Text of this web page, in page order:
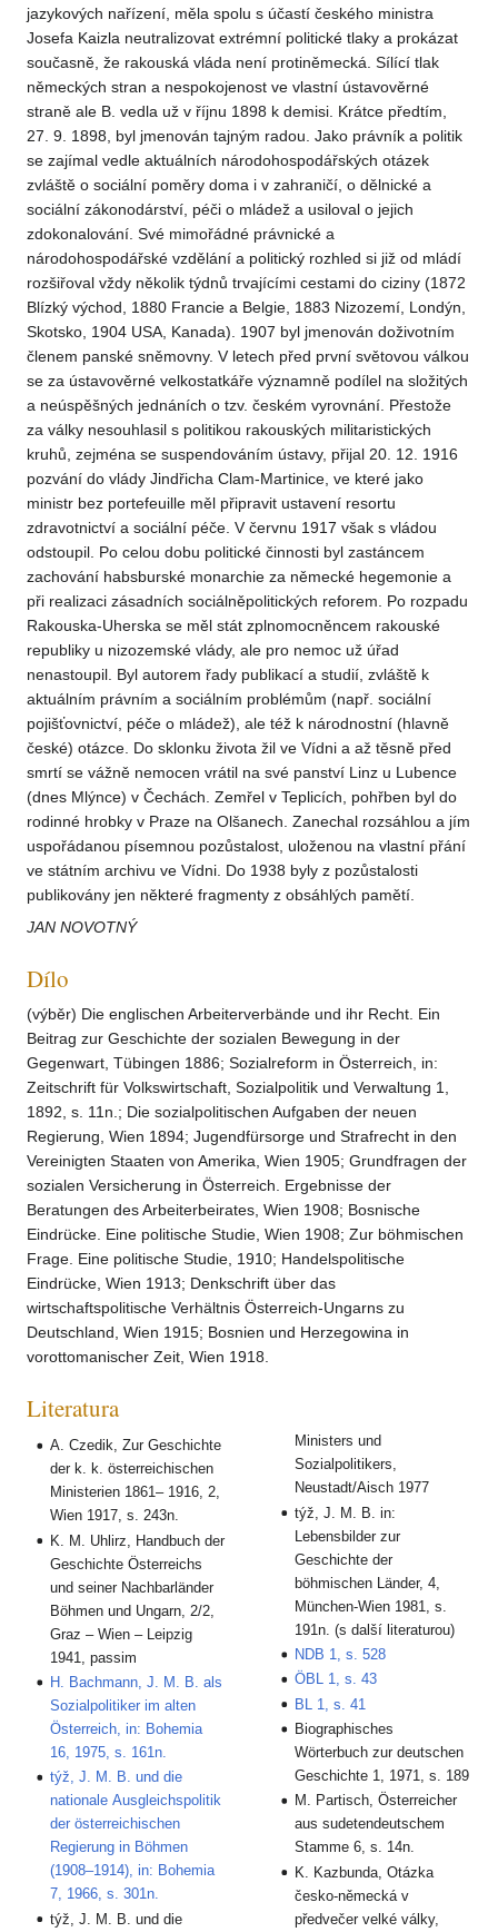
jazykových nařízení, měla spolu s účastí českého ministra
Josefa Kaizla neutralizovat extrémní politické tlaky a prokázat
současně, že rakouská vláda není protiněmecká. Sílící tlak
německých stran a nespokojenost ve vlastní ústavověrné
straně ale B. vedla už v říjnu 1898 k demisi. Krátce předtím,
27. 9. 1898, byl jmenován tajným radou. Jako právník a politik
se zajímal vedle aktuálních národohospodářských otázek
zvláště o sociální poměry doma i v zahraničí, o dělnické a
sociální zákonodárství, péči o mládež a usiloval o jejich
zdokonalování. Své mimořádné právnické a
národohospodářské vzdělání a politický rozhled si již od mládí
rozšiřoval vždy několik týdnů trvajícími cestami do ciziny (1872
Blízký východ, 1880 Francie a Belgie, 1883 Nizozemí, Londýn,
Skotsko, 1904 USA, Kanada). 1907 byl jmenován doživotním
členem panské sněmovny. V letech před první světovou válkou
se za ústavověrné velkostatkáře významně podílel na složitých
a neúspěšných jednáních o tzv. českém vyrovnání. Přestože
za války nesouhlasil s politikou rakouských militaristických
kruhů, zejména se suspendováním ústavy, přijal 20. 12. 1916
pozvání do vlády Jindřicha Clam-Martinice, ve které jako
ministr bez portefeuille měl připravit ustavení resortu
zdravotnictví a sociální péče. V červnu 1917 však s vládou
odstoupil. Po celou dobu politické činnosti byl zastáncem
zachování habsburské monarchie za německé hegemonie a
při realizaci zásadních sociálněpolitických reforem. Po rozpadu
Rakouska-Uherska se měl stát zplnomocněncem rakouské
republiky u nizozemské vlády, ale pro nemoc už úřad
nenastoupil. Byl autorem řady publikací a studií, zvláště k
aktuálním právním a sociálním problémům (např. sociální
pojišťovnictví, péče o mládež), ale též k národnostní (hlavně
české) otázce. Do sklonku života žil ve Vídni a až těsně před
smrtí se vážně nemocen vrátil na své panství Linz u Lubence
(dnes Mlýnce) v Čechách. Zemřel v Teplicích, pohřben byl do
rodinné hrobky v Praze na Olšanech. Zanechal rozsáhlou a jím
uspořádanou písemnou pozůstalost, uloženou na vlastní přání
ve státním archivu ve Vídni. Do 1938 byly z pozůstalosti
publikovány jen některé fragmenty z obsáhlých pamětí.
JAN NOVOTNÝ
Dílo
(výběr) Die englischen Arbeiterverbände und ihr Recht. Ein
Beitrag zur Geschichte der sozialen Bewegung in der
Gegenwart, Tübingen 1886; Sozialreform in Österreich, in:
Zeitschrift für Volkswirtschaft, Sozialpolitik und Verwaltung 1,
1892, s. 11n.; Die sozialpolitischen Aufgaben der neuen
Regierung, Wien 1894; Jugendfürsorge und Strafrecht in den
Vereinigten Staaten von Amerika, Wien 1905; Grundfragen der
sozialen Versicherung in Österreich. Ergebnisse der
Beratungen des Arbeiterbeirates, Wien 1908; Bosnische
Eindrücke. Eine politische Studie, Wien 1908; Zur böhmischen
Frage. Eine politische Studie, 1910; Handelspolitische
Eindrücke, Wien 1913; Denkschrift über das
wirtschaftspolitische Verhältnis Österreich-Ungarns zu
Deutschland, Wien 1915; Bosnien und Herzegowina in
vorottomanischer Zeit, Wien 1918.
Literatura
A. Czedik, Zur Geschichte
der k. k. österreichischen
Ministerien 1861– 1916, 2,
Wien 1917, s. 243n.
K. M. Uhlirz, Handbuch der
Geschichte Österreichs
und seiner Nachbarländer
Böhmen und Ungarn, 2/2,
Graz – Wien – Leipzig
1941, passim
H. Bachmann, J. M. B. als
Sozialpolitiker im alten
Österreich, in: Bohemia
16, 1975, s. 161n.
týž, J. M. B. und die
nationale Ausgleichspolitik
der österreichischen
Regierung in Böhmen
(1908–1914), in: Bohemia
7, 1966, s. 301n.
týž, J. M. B. und die
Ministers und
Sozialpolitikers,
Neustadt/Aisch 1977
týž, J. M. B. in:
Lebensbilder zur
Geschichte der
böhmischen Länder, 4,
München-Wien 1981, s.
191n. (s další literaturou)
NDB 1, s. 528
ÖBL 1, s. 43
BL 1, s. 41
Biographisches
Wörterbuch zur deutschen
Geschichte 1, 1971, s. 189
M. Partisch, Österreicher
aus sudetendeutschem
Stamme 6, s. 14n.
K. Kazbunda, Otázka
česko-německá v
předvečer velké války,